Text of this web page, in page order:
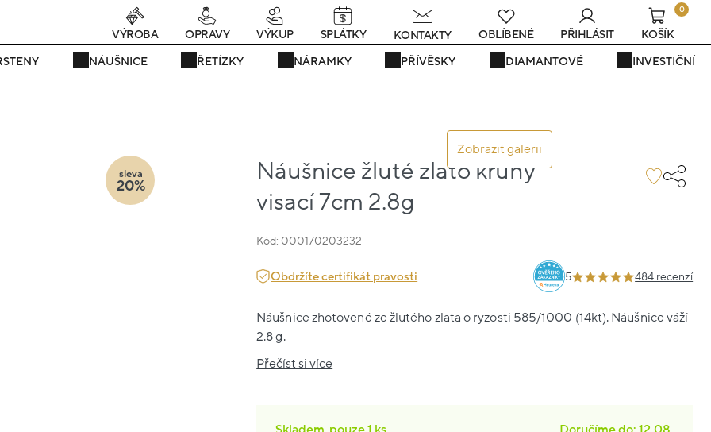
teď! - 20 % na vše! Kód: SRPEN20 22 dní : 10h : 19m : 08s
NÁUŠNICE ŘETÍZKY NÁRAMKY PŘÍVĚSKY DIAMANTOVÉ INVESTIČNÍ
VÝROBA OPRAVY VÝKUP SPLÁTKY KONTAKTY OBLÍBENÉ PŘIHLÁSIT
0
KOŠÍK
Zobrazit galerii
Náušnice žluté zlato kruhy
visací 7cm 2.8g
Kód: 000170203232
sleva
20%
Obdržíte certifikát pravosti 5 484 recenzí
Náušnice zhotovené ze žlutého zlata o ryzosti 585/1000 (14kt). Náušnice váží
2.8 g.
Přečíst si více